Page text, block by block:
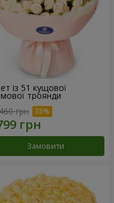
із 51 кущової
троянди
грн
Замовити